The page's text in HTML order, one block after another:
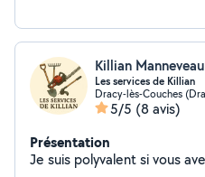
Killian
Les services de Killian
Dracy-lès-Couches
5/5 (8 avis)
Présentation
Je suis polyvalent si vous